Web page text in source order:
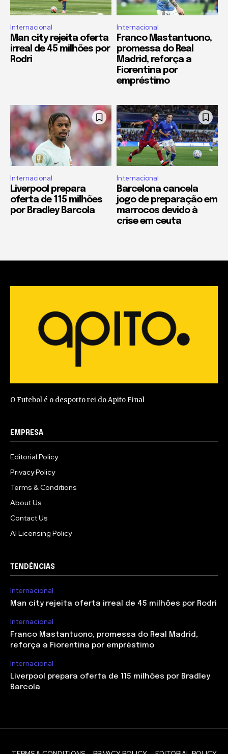
Internacional
Man city rejeita oferta
irreal de 45 milhões por
Rodri
Internacional
Franco Mastantuono,
promessa do Real
Madrid, reforça a
Fiorentina por
empréstimo
Internacional
Liverpool prepara
oferta de 115 milhões
por Bradley Barcola
Internacional
Barcelona cancela
jogo de preparação em
marrocos devido à
crise em ceuta
O Futebol é o desporto rei do Apito Final
EMPRESA
Editorial Policy
Privacy Policy
Terms & Conditions
About Us
Contact Us
AI Licensing Policy
TENDÊNCIAS
Internacional
Man city rejeita oferta irreal de 45 milhões por Rodri
Internacional
Franco Mastantuono, promessa do Real Madrid,
reforça a Fiorentina por empréstimo
Internacional
Liverpool prepara oferta de 115 milhões por Bradley
Barcola